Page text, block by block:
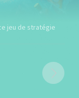
jeu de stratégie